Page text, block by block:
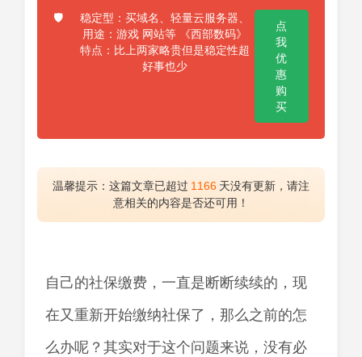
🛡️
稳定型：买域名、轻量云服务器、
用途：游戏 网站等 《西部数码》
特点：比上两家略贵但是稳定性超
好事也少
点
我
优
惠
购
买
温馨提示：这篇文章已超过 1166 天没有更新，请注
意相关的内容是否还可用！
自己的社保缴费，一直是断断续续的，现
在又重新开始缴纳社保了，那么之前的怎
么办呢？其实对于这个问题来说，没有必